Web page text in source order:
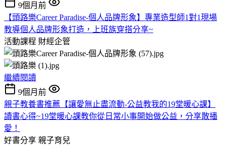
9個月前
【頭路樂Career Paradise-個人品牌形象】專業造型師1對1現場
教導個人品牌形象打造，上班族穿搭分享~
活動課程 財經企管
繼續閱讀
9個月前
親子教養書推薦【讓愛無止盡流動-公益教我的19堂暖心課】
讀書心得~19堂暖心課教你從日常小事開始做公益，分享散播
愛！
好書分享 親子育兒